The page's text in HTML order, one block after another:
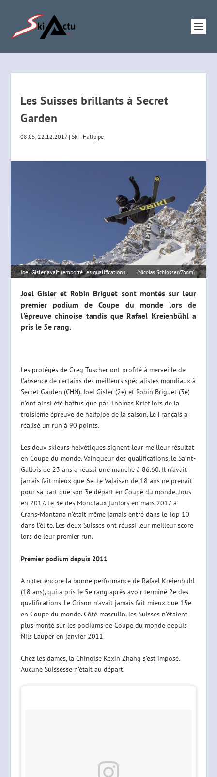
Les Suisses brillants à Secret
Garden
08:05, 22.12.2017 |Ski - Halfpipe
Joel Gisler avait remporté les qualifications. (Nicolas Schlosser/Zoom)
Joel Gisler et Robin Briguet sont montés sur leur
premier podium de Coupe du monde lors de
l'épreuve chinoise tandis que Rafael Kreienbühl a
pris le 5e rang.
Les protégés de Greg Tuscher ont profité à merveille de
l’absence de certains des meilleurs spécialistes mondiaux à
Secret Garden (CHN). Joel Gisler (2e) et Robin Briguet (3e)
n’ont ainsi été battus que par Thomas Krief lors de la
troisième épreuve de halfpipe de la saison. Le Français a
réalisé un run à 90 points.
Les deux skieurs helvétiques signent leur meilleur résultat
en Coupe du monde. Vainqueur des qualifications, le Saint-
Gallois de 23 ans a réussi une manche à 86.60. Il n’avait
jamais fait mieux que 6e. Le Valaisan de 18 ans ne prenait
pour sa part que son 3e départ en Coupe du monde, tous
en 2017. Le 3e des Mondiaux juniors en mars 2017 à
Crans-Montana n’était même jamais entré dans le Top 10
dans l’élite. Les deux Suisses ont réussi leur meilleur score
lors de leur premier run.
Premier podium depuis 2011
A noter encore la bonne performance de Rafael Kreienbühl
(18 ans), qui a pris le 5e rang après avoir terminé 2e des
qualifications. Le Grison n’avait jamais fait mieux que 15e
en Coupe du monde. Côté masculin, les Suisses n’étaient
plus monté sur les podiums de Coupe du monde depuis
Nils Lauper en janvier 2011.
Chez les dames, la Chinoise Kexin Zhang s’est imposé.
Aucune Suissesse n’était au départ.